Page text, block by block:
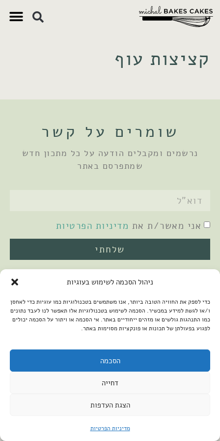
ניהול הסכמה לשימוש בעוגיות
כדי לספק את החוויה הטובה ביותר, אנו משתמשים בטכנולוגיות כמו עוגיות כדי לאחסן
ו/או לגשת למידע במכשיר. הסכמה לשימוש בטכנולוגיות אלו תאפשר לנו לעבד נתונים
כמו התנהגות גולשים או מזהים ייחודיים באתר. אי הסכמה או ויתור על הסכמה יכולים
לפגוע בפעולתן של תכונות או פונקציות מסוימות באתר.
הסכמה
דחייה
הצגת העדפות
מדיניות הפרטיות
קציצות עוף
שומרים על קשר
נרשמים ומקבלים הודעה על כל מתכון חדש
שמתפרסם באתר
אני מאשר/ת את מדיניות הפרטיות
שלחתי
2026 © כל הזכויות שמורות למיכל שמיר
הצהרת נגישות